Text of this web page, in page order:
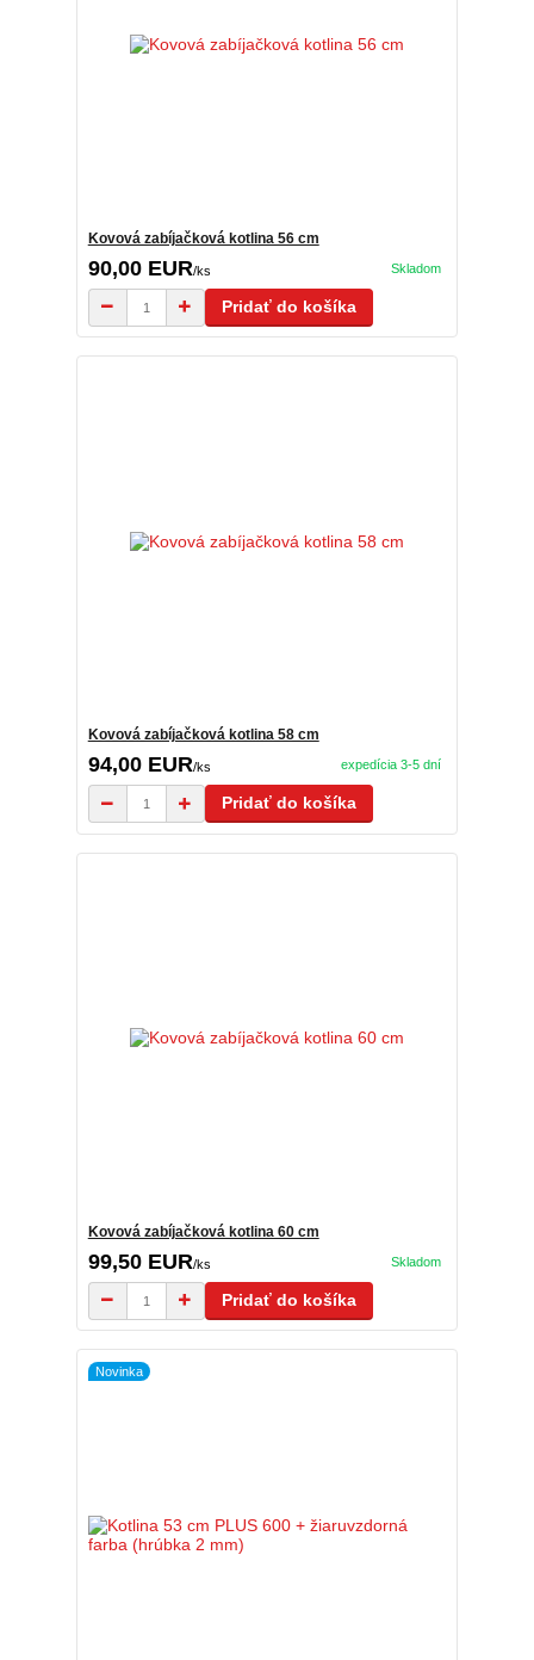
Kovová zabíjačková kotlina 56 cm
90,00 EUR/ks Skladom
Pridať do košíka
Kovová zabíjačková kotlina 58 cm
94,00 EUR/ks expedícia 3-5 dní
Pridať do košíka
Kovová zabíjačková kotlina 60 cm
99,50 EUR/ks Skladom
Pridať do košíka
Novinka